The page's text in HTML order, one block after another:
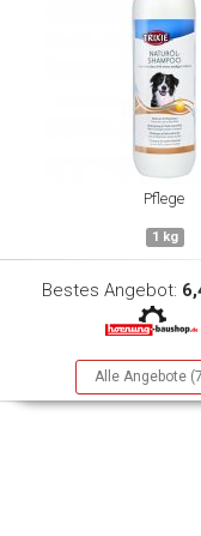
Pflege
1 kg
Bestes Angebot:
Alle Angebote